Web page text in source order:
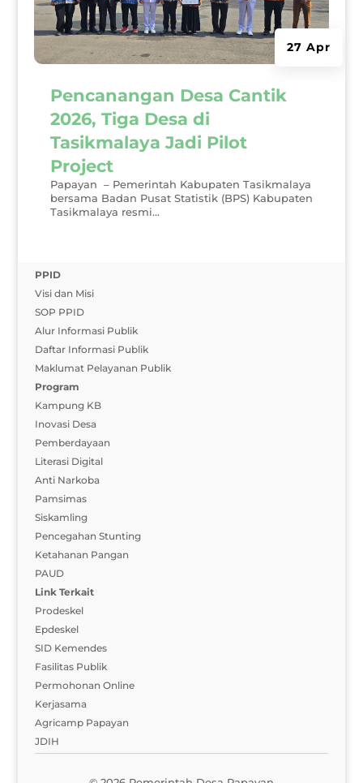
Pencanangan Desa Cantik
2026, Tiga Desa di
Tasikmalaya Jadi Pilot
Project
27 Apr
Papayan – Pemerintah Kabupaten Tasikmalaya
bersama Badan Pusat Statistik (BPS) Kabupaten
Tasikmalaya resmi...
PPID
Visi dan Misi
SOP PPID
Alur Informasi Publik
Daftar Informasi Publik
Maklumat Pelayanan Publik
Program
Kampung KB
Inovasi Desa
Pemberdayaan
Literasi Digital
Anti Narkoba
Pamsimas
Siskamling
Pencegahan Stunting
Ketahanan Pangan
PAUD
Link Terkait
Prodeskel
Epdeskel
SID Kemendes
Fasilitas Publik
Permohonan Online
Kerjasama
Agricamp Papayan
JDIH